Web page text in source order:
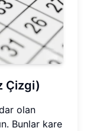
Çizgi)
olan
Bunlar kare